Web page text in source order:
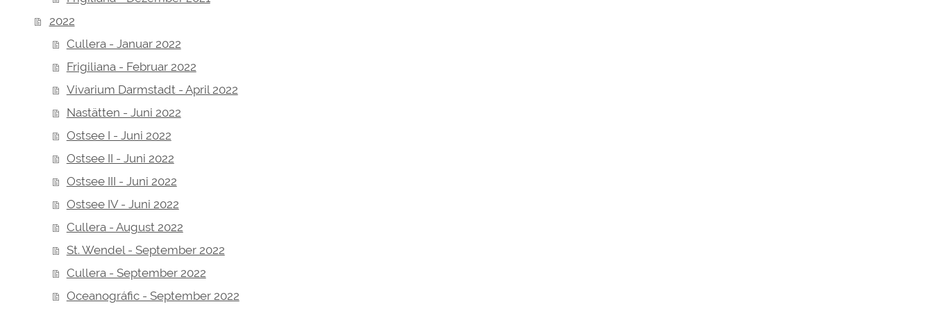
2022
Cullera - Januar 2022
Frigiliana - Februar 2022
Vivarium Darmstadt - April 2022
Nastätten - Juni 2022
Ostsee I - Juni 2022
Ostsee II - Juni 2022
Ostsee III - Juni 2022
Ostsee IV - Juni 2022
Cullera - August 2022
St. Wendel - September 2022
Cullera - September 2022
Oceanográfic - September 2022